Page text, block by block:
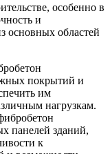
особенно в
и
основных областей
покрытий и
им
нагрузкам.
панелей зданий,
к